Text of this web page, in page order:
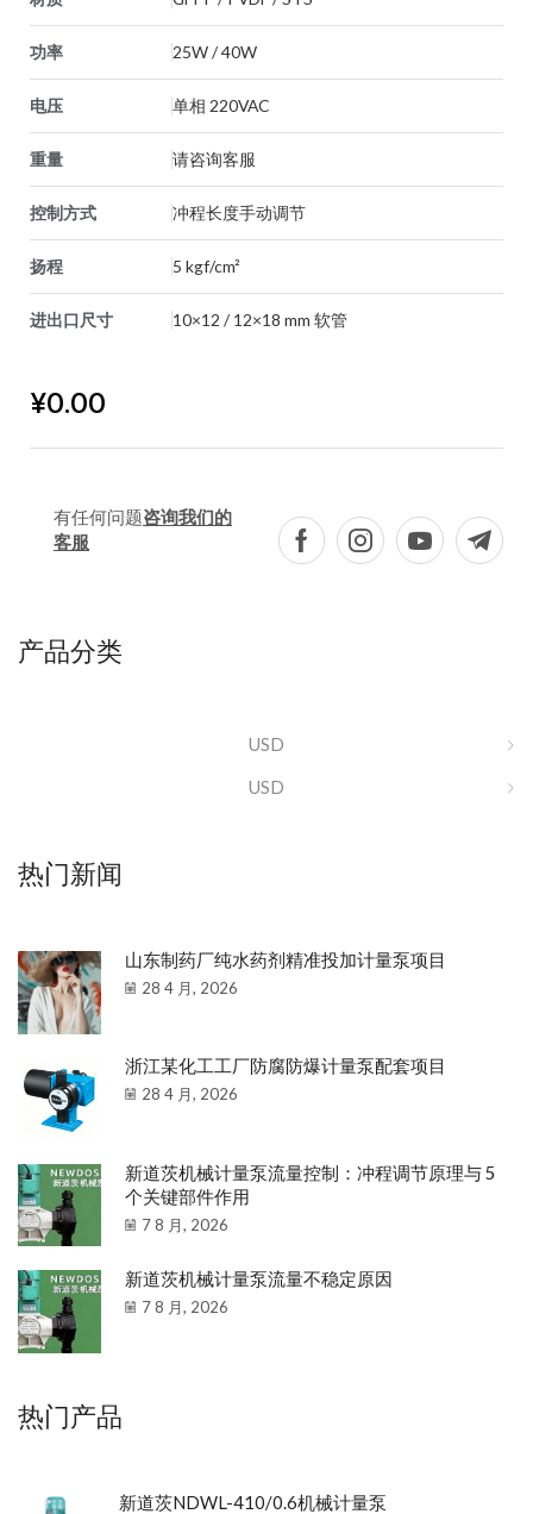
功率 25W / 40W
电压 单相 220VAC
重量 请咨询客服
控制方式 冲程长度手动调节
扬程 5 kgf/cm²
进出口尺寸 10×12 / 12×18 mm 软管
¥0.00
有任何问题咨询我们的
客服
产品分类
USD
USD
热门新闻
山东制药厂纯水药剂精准投加计量泵项目
28 4 月, 2026
浙江某化工工厂防腐防爆计量泵配套项目
28 4 月, 2026
新道茨机械计量泵流量控制：冲程调节原理与 5
个关键部件作用
7 8 月, 2026
新道茨机械计量泵流量不稳定原因
7 8 月, 2026
热门产品
新道茨NDWL-410/0.6机械计量泵